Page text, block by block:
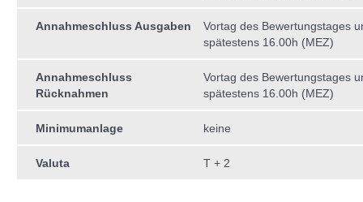
Annahmeschluss Ausgaben
Vortag des Bewertungstages
spätestens 16.00h (MEZ)
Annahmeschluss
Rücknahmen
Vortag des Bewertungstages
spätestens 16.00h (MEZ)
Minimumanlage keine
Valuta T + 2